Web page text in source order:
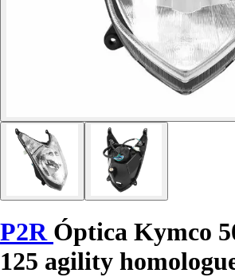
P2R Óptica Kymco
125 agility